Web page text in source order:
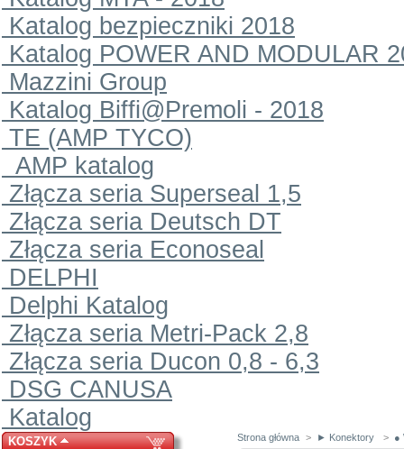
Katalog bezpieczniki 2018
Katalog POWER AND MODULAR
Mazzini Group
Katalog Biffi@Premoli - 2018
TE (AMP TYCO)
AMP katalog
Złącza seria Superseal 1,5
Złącza seria Deutsch DT
Złącza seria Econoseal
DELPHI
Delphi Katalog
Złącza seria Metri-Pack 2,8
Złącza seria Ducon 0,8 - 6,3
DSG CANUSA
Katalog
KOSZYK Strona główna > ► Konektory > ●